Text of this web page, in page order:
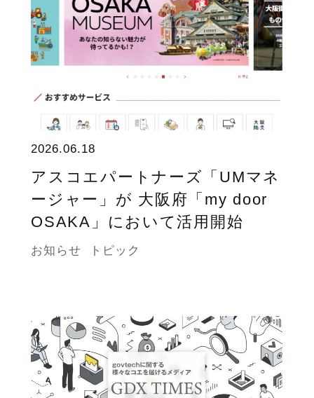
2026.06.18
アスコエパートナーズ「UMマネ
ージャー」が 大阪府「my door
OSAKA」において活用開始
お知らせ トピック